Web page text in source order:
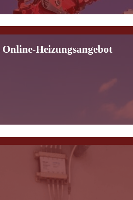
Heizungsangebot